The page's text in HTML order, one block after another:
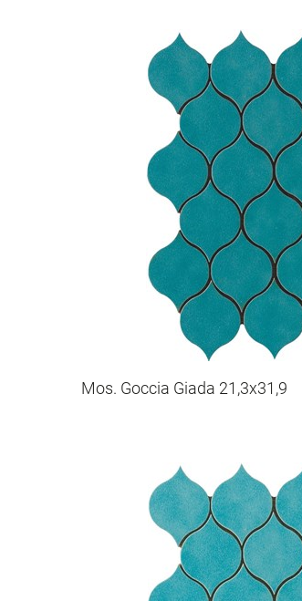
Mos. Goccia Giada 21,3x31,9